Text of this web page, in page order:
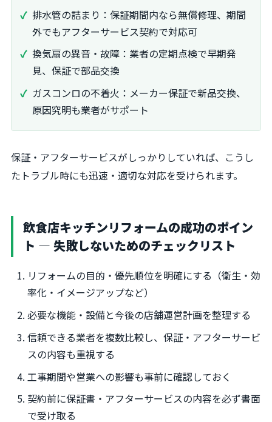
排水管の詰まり：保証期間内なら無償修理、期間
外でもアフターサービス契約で対応可
換気扇の異音・故障：業者の定期点検で早期発
見、保証で部品交換
ガスコンロの不着火：メーカー保証で新品交換、
原因究明も業者がサポート
保証・アフターサービスがしっかりしていれば、こうし
たトラブル時にも迅速・適切な対応を受けられます。
飲食店キッチンリフォームの成功のポイン
ト ― 失敗しないためのチェックリスト
リフォームの目的・優先順位を明確にする（衛生・効
率化・イメージアップなど）
必要な機能・設備と今後の店舗運営計画を整理する
信頼できる業者を複数比較し、保証・アフターサービ
スの内容も重視する
工事期間や営業への影響も事前に確認しておく
契約前に保証書・アフターサービスの内容を必ず書面
で受け取る